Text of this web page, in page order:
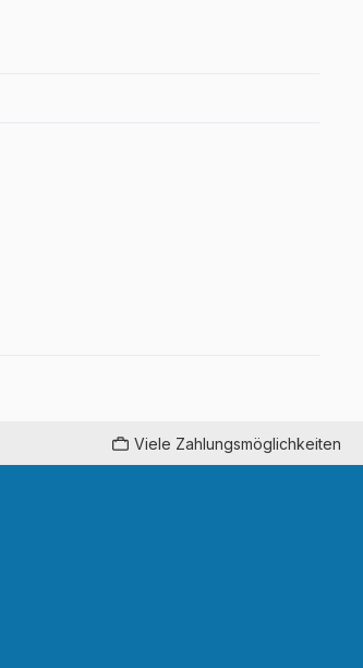
Viele Zahlungsmöglichkeiten